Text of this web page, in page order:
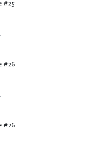
#25
#26
#26